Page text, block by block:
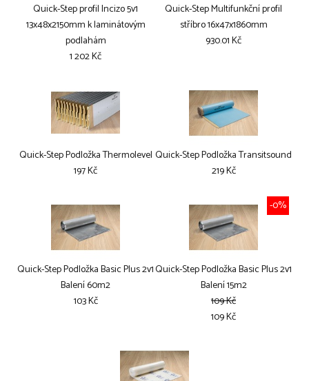
Quick-Step profil Incizo 5v1
13x48x2150mm k laminátovým
podlahám
1 202 Kč
Quick-Step Multifunkční profil
stříbro 16x47x1860mm
930.01 Kč
Quick-Step Podložka Thermolevel
197 Kč
Quick-Step Podložka Transitsound
219 Kč
Quick-Step Podložka Basic Plus 2v1
Balení 60m2
103 Kč
Quick-Step Podložka Basic Plus 2v1
Balení 15m2
-0%
109 Kč
109 Kč